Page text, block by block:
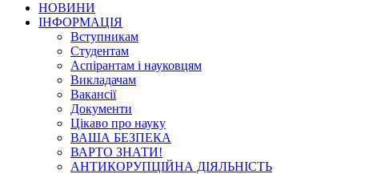
НОВИНИ
ІНФОРМАЦІЯ
Вступникам
Студентам
Аспірантам і науковцям
Викладачам
Вакансії
Документи
Цікаво про науку
ВАША БЕЗПЕКА
ВАРТО ЗНАТИ!
АНТИКОРУПЦІЙНА ДІЯЛЬНІСТЬ